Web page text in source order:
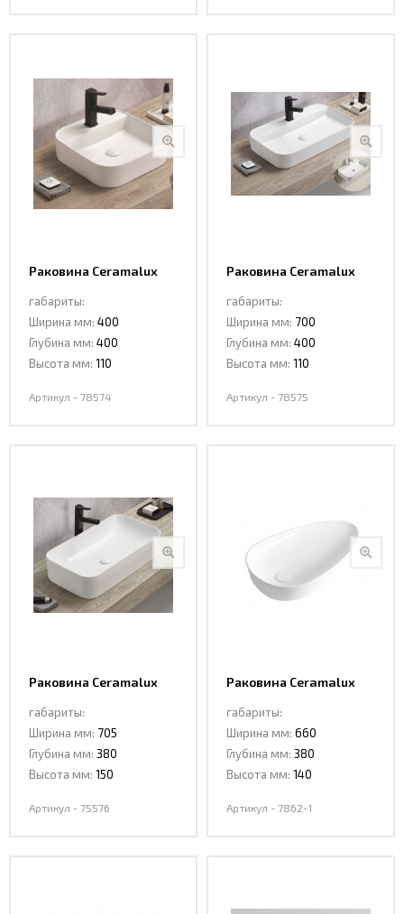
Раковина Ceramalux
габариты:
Ширина мм: 400
Глубина мм: 400
Высота мм: 110
Артикул - 78574
Раковина Ceramalux
габариты:
Ширина мм: 700
Глубина мм: 400
Высота мм: 110
Артикул - 78575
Раковина Ceramalux
габариты:
Ширина мм: 705
Глубина мм: 380
Высота мм: 150
Артикул - 75576
Раковина Ceramalux
габариты:
Ширина мм: 660
Глубина мм: 380
Высота мм: 140
Артикул - 7862-1